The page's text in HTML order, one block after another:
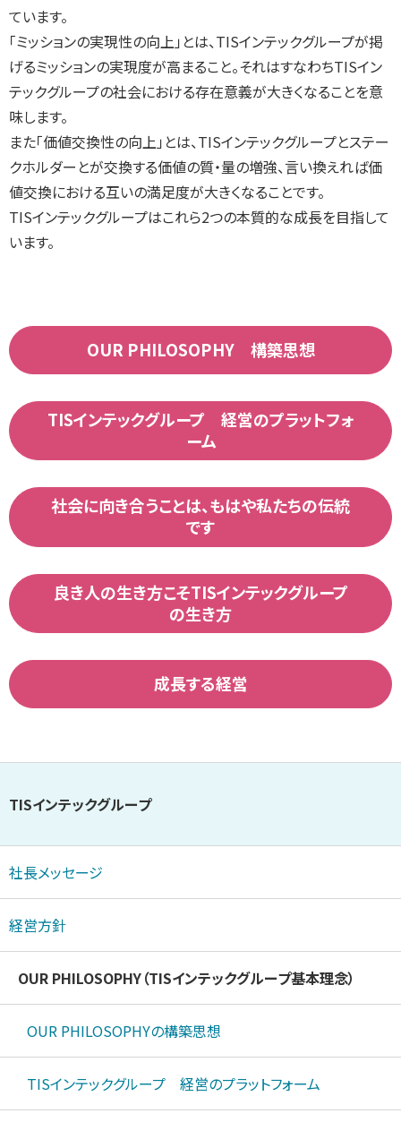
ています。
「ミッションの実現性の向上」とは、TISインテックグループが掲
げるミッションの実現度が高まること。それはすなわちTISイン
テックグループの社会における存在意義が大きくなることを意
味します。
また「価値交換性の向上」とは、TISインテックグループとステー
クホルダーとが交換する価値の質・量の増強、言い換えれば価
値交換における互いの満足度が大きくなることです。
TISインテックグループはこれら2つの本質的な成長を目指して
います。
OUR PHILOSOPHY 構築思想
TISインテックグループ 経営のプラットフォ
ーム
社会に向き合うことは、もはや私たちの伝統
です
良き人の生き方こそTISインテックグループ
の生き方
成長する経営
TISインテックグループ
社長メッセージ
経営方針
OUR PHILOSOPHY（TISインテックグループ基本理念）
OUR PHILOSOPHYの構築思想
TISインテックグループ 経営のプラットフォーム